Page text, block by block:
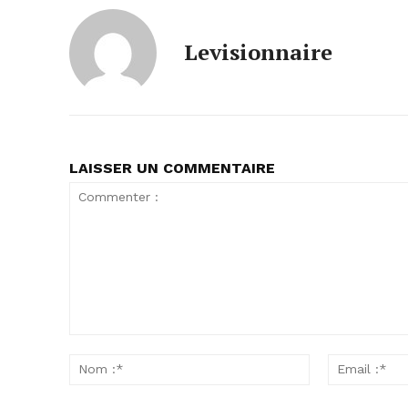
Levisionnaire
LAISSER UN COMMENTAIRE